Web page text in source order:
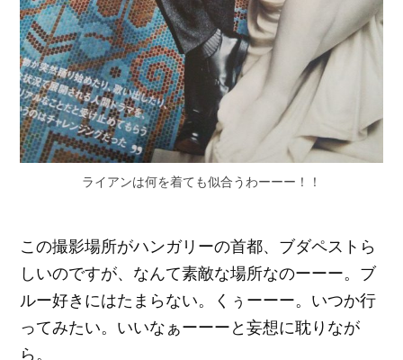
ライアンは何を着ても似合うわーーー！！
この撮影場所がハンガリーの首都、ブダペストら
しいのですが、なんて素敵な場所なのーーー。ブ
ルー好きにはたまらない。くぅーーー。いつか行
ってみたい。いいなぁーーーと妄想に耽りなが
ら。